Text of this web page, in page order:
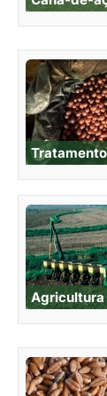
Tratamento
Agricultura